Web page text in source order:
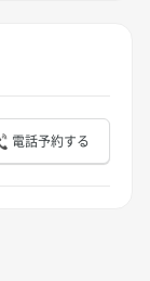
電話予約する